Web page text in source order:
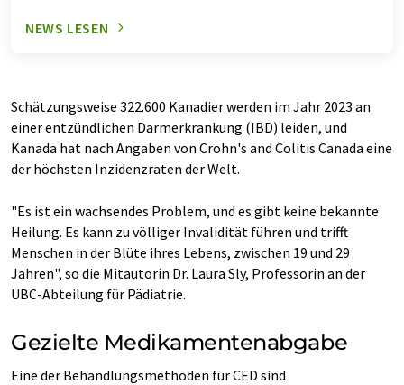
NEWS LESEN
Schätzungsweise 322.600 Kanadier werden im Jahr 2023 an
einer entzündlichen Darmerkrankung (IBD) leiden, und
Kanada hat nach Angaben von Crohn's and Colitis Canada eine
der höchsten Inzidenzraten der Welt.
"Es ist ein wachsendes Problem, und es gibt keine bekannte
Heilung. Es kann zu völliger Invalidität führen und trifft
Menschen in der Blüte ihres Lebens, zwischen 19 und 29
Jahren", so die Mitautorin Dr. Laura Sly, Professorin an der
UBC-Abteilung für Pädiatrie.
Gezielte Medikamentenabgabe
Eine der Behandlungsmethoden für CED sind